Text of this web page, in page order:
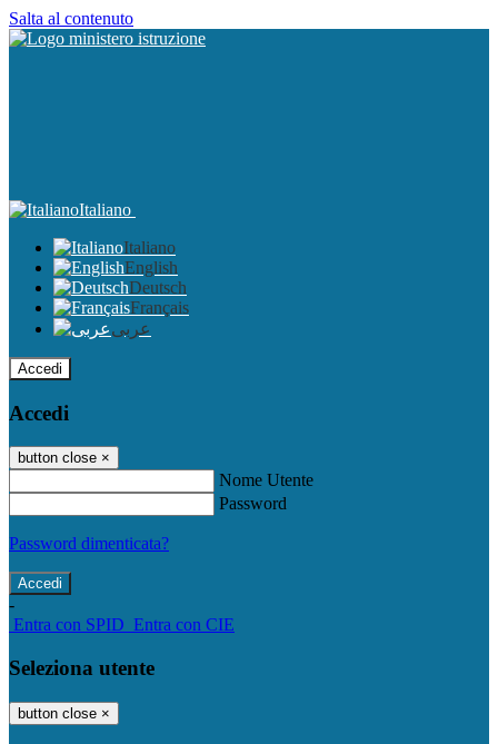
Salta al contenuto
Italiano
Italiano
English
Deutsch
Français
عربى
Accedi
Accedi
button close ×
Nome Utente
Password
Password dimenticata?
-
Entra con SPID Entra con CIE
Seleziona utente
button close ×